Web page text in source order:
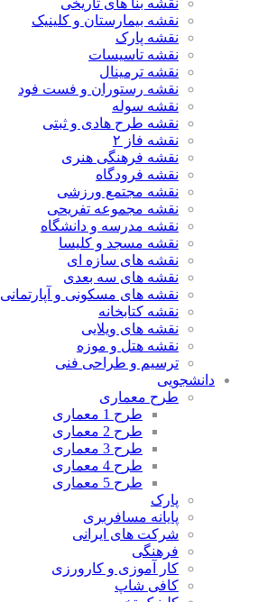
نقشه بنا های تاریخی
نقشه بیمارستان و کلینیک
نقشه پارک
نقشه تاسیسات
نقشه ترمینال
نقشه رستوران و فست فود
نقشه سوله
نقشه طرح هادی و ثبتی
نقشه فاز ۲
نقشه فرهنگی هنری
نقشه فرودگاه
نقشه مجتمع ورزشی
نقشه مجموعه تفریحی
نقشه مدرسه و دانشگاه
نقشه مسجد و کلیسا
نقشه های سازه ای
نقشه های سه بعدی
نقشه های مسکونی و آپارتمانی
نقشه کتابخانه
نقشه های ویلایی
نقشه هتل و موزه
ترسیم و طراحی فنی
دانشجویی
طرح معماری
طرح 1 معماری
طرح 2 معماری
طرح 3 معماری
طرح 4 معماری
طرح 5 معماری
پارک
پایانه مسافربری
شرکت های ایرانی
فرهنگی
کار آموزی و کارورزی
کافی شاپ